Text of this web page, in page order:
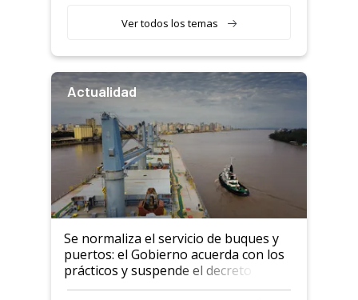
Ver todos los temas
Actualidad
Se normaliza el servicio de buques y
puertos: el Gobierno acuerda con los
prácticos y suspende el decreto de
desregulación